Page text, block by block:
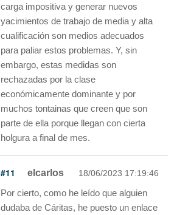
carga impositiva y generar nuevos
yacimientos de trabajo de media y alta
cualificación son medios adecuados
para paliar estos problemas. Y, sin
embargo, estas medidas son
rechazadas por la clase
económicamente dominante y por
muchos tontainas que creen que son
parte de ella porque llegan con cierta
holgura a final de mes.
#11 elcarlos 18/06/2023 17:19:46
Por cierto, como he leído que alguien
dudaba de Cáritas, he puesto un enlace